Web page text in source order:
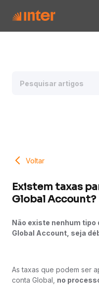
Voltar
Existem taxas
Global Account?
Não existe nenhum tipo
Global Account, seja
As taxas que podem ser
conta Global, no